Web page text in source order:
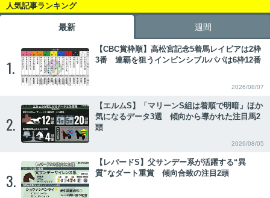
人気記事ランキング
最新 週間
1.
【CBC賞枠順】高松宮記念5着馬レイピアは2枠
3番 連覇を狙うインビンシブルパパは6枠12番
2026/08/07
2.
【エルムS】「マリーンS組は着順で明暗」ほか
気になるデータ3選 傾向から導かれた注目馬2
頭
2026/08/05
3.
【レパードS】父サンデー系が活躍する“異
質”なダート重賞 傾向合致の注目2頭